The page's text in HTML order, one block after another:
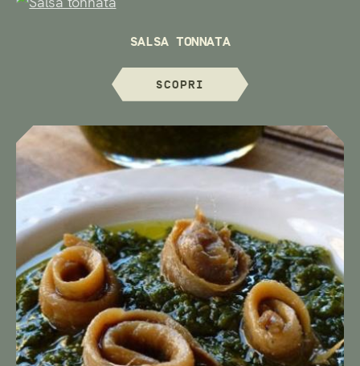
SALSA TONNATA
SCOPRI